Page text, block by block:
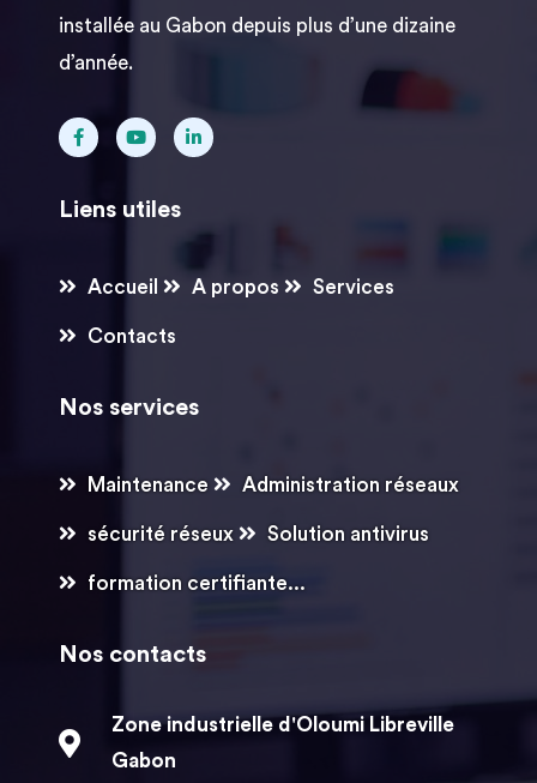
installée au Gabon depuis plus d’une dizaine
d’année.
Liens utiles
Accueil A propos Services
Contacts
Nos services
Maintenance Administration réseaux
sécurité réseux Solution antivirus
formation certifiante...
Nos contacts
Zone industrielle d'Oloumi Libreville
Gabon